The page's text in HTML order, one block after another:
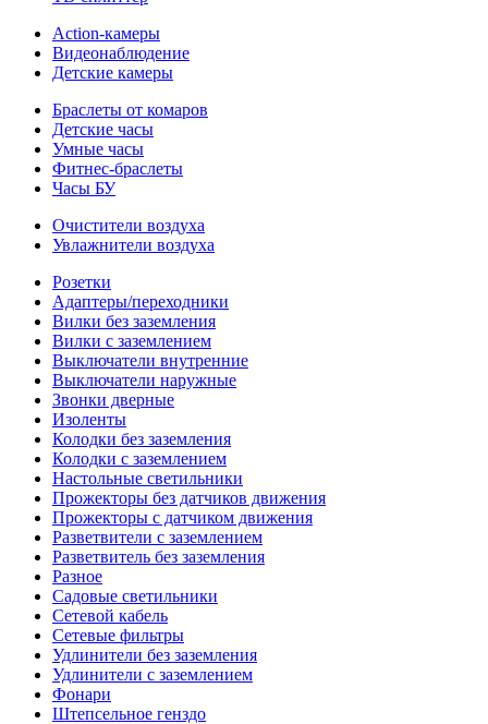
Action-камеры
Видеонаблюдение
Детские камеры
Браслеты от комаров
Детские часы
Умные часы
Фитнес-браслеты
Часы БУ
Очистители воздуха
Увлажнители воздуха
Розетки
Адаптеры/переходники
Вилки без заземления
Вилки с заземлением
Выключатели внутренние
Выключатели наружные
Звонки дверные
Изоленты
Колодки без заземления
Колодки с заземлением
Настольные светильники
Прожекторы без датчиков движения
Прожекторы с датчиком движения
Разветвители с заземлением
Разветвитель без заземления
Разное
Садовые светильники
Сетевой кабель
Сетевые фильтры
Удлинители без заземления
Удлинители с заземлением
Фонари
Штепсельное генздо